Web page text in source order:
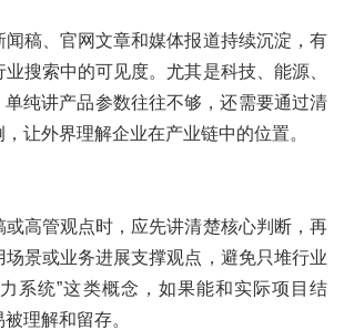
闻稿、官网文章和媒体报道持续沉淀，有
搜索中的可见度。尤其是科技、能源、
纯讲产品参数往往不够，还需要通过清
让外界理解企业在产业链中的位置。
或高管观点时，应先讲清楚核心判断，再
场景或业务进展支撑观点，避免只堆行业
系统”这类概念，如果能和实际项目结
理解和留存。